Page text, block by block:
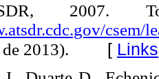
2007.
csem/
2013). [ Links